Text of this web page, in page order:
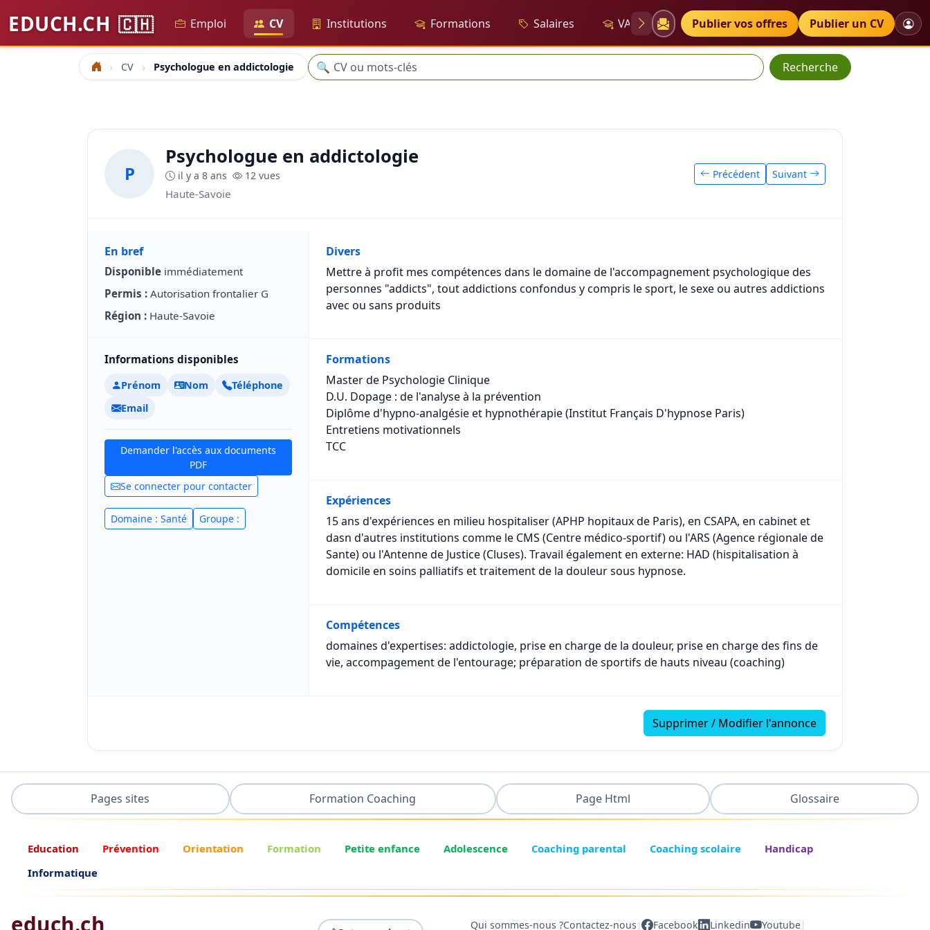
EDUCH.CH 🇨🇭 Emploi CV Institutions Formations Salaires VAE Diplômes Petites annonces
Publier vos offres Publier un CV
Accueil CV Psychologue en addictologie Recherche
🔍 Recherche
P
Psychologue en addictologie
il y a 8 ans 12 vues
Haute-Savoie
Précédent Suivant
En bref
Disponible immédiatement
Permis : Autorisation frontalier G
Région : Haute-Savoie
Informations disponibles
Prénom Nom
Téléphone
Email
Demander l'accès aux documents
PDF
Se connecter pour contacter
Domaine : Santé Groupe :
Divers
Mettre à profit mes compétences dans le domaine de l'accompagnement psychologique des
personnes "addicts", tout addictions confondus y compris le sport, le sexe ou autres addictions
avec ou sans produits
Formations
Master de Psychologie Clinique
D.U. Dopage : de l'analyse à la prévention
Diplôme d'hypno-analgésie et hypnothérapie (Institut Français D'hypnose Paris)
Entretiens motivationnels
TCC
Expériences
15 ans d'expériences en milieu hospitaliser (APHP hopitaux de Paris), en CSAPA, en cabinet et
dasn d'autres institutions comme le CMS (Centre médico-sportif) ou l'ARS (Agence régionale de
Sante) ou l'Antenne de Justice (Cluses). Travail également en externe: HAD (hispitalisation à
domicile en soins palliatifs et traitement de la douleur sous hypnose.
Compétences
domaines d'expertises: addictologie, prise en charge de la douleur, prise en charge des fins de
vie, accompagement de l'entourage; préparation de sportifs de hauts niveau (coaching)
Supprimer / Modifier l'annonce
Pages sites Formation Coaching Page Html Glossaire
Education Prévention Orientation Formation Petite enfance Adolescence Coaching parental Coaching scolaire
Handicap
Informatique
educh.ch Qui sommes-nous ?Contactez-nous | Facebook Linkedin Youtube|